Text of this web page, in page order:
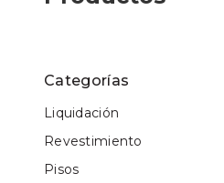
Categorías
Liquidación
Revestimiento
Pisos